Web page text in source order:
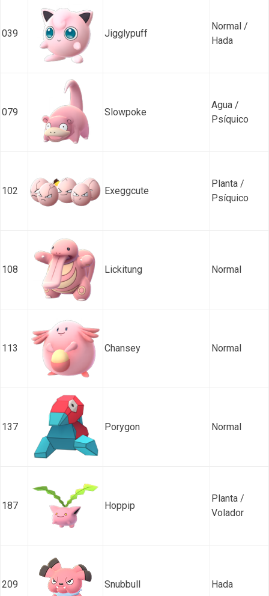
039 Jigglypuff
Normal /
Hada
079 Slowpoke
Agua /
Psíquico
102 Exeggcute
Planta /
Psíquico
108 Lickitung Normal
113 Chansey Normal
137 Porygon Normal
187 Hoppip
Planta /
Volador
209 Snubbull Hada